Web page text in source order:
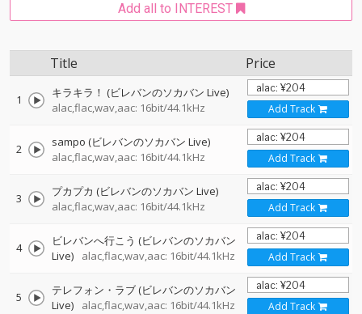
Add all to INTEREST
Title Price
1
キラキラ！ (ビレバンのソカバン Live)
alac,flac,wav,aac: 16bit/44.1kHz
Add Track
2
sampo (ビレバンのソカバン Live)
alac,flac,wav,aac: 16bit/44.1kHz
Add Track
3
プカプカ (ビレバンのソカバン Live)
alac,flac,wav,aac: 16bit/44.1kHz
Add Track
4
ビレバンへ行こう (ビレバンのソカバン
Live)
alac,flac,wav,aac: 16bit/44.1kHz Add Track
5
テレフォン・ラブ (ビレバンのソカバン
Live)
alac,flac,wav,aac: 16bit/44.1kHz Add Track